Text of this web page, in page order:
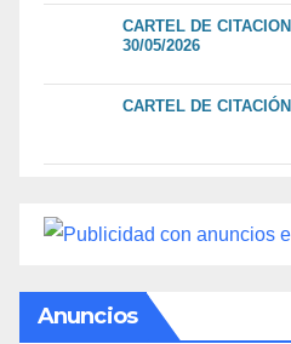
CARTEL DE
30/05/2026
CARTEL DE
Anuncios